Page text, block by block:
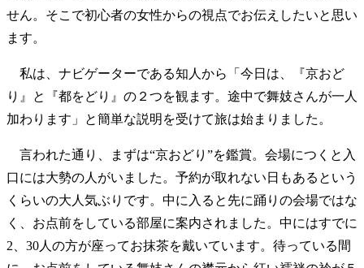
せん。そこで初心者の女性からの視点でお伝えしたいと思い
ます。
私は、ナビゲーターである知人から「今日は、『京おど
り』と『都をどり』の２つを観ます。途中で舞妓さんが一人
加わります」と簡単な説明を受けて旅は始まりました。
言われた通り、まずは“京おどり”を鑑賞。会場につくと入
口には大勢の人がいました。予約が取れない日もあるという
くらいの大人気ぶりです。中に入ると先に踊りの会場ではな
く、お点前をしている部屋に案内されました。中にはすでに
2、30人の方が座ってお抹茶を戴いています。待っている間